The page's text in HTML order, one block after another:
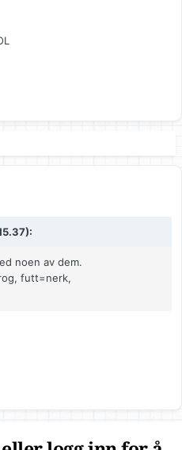
noen av dem.
futt=nerk,